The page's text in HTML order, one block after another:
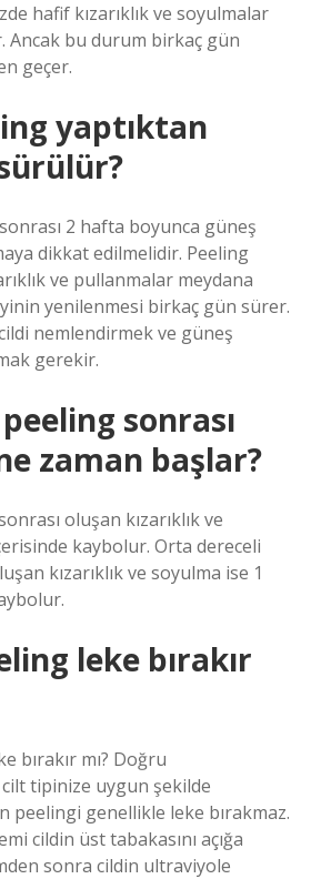
hafif kızarıklık ve soyulmalar
Ancak bu durum birkaç gün
geçer.
yaptıktan
2 hafta boyunca güneş
dikkat edilmelidir. Peeling
ve pullanmalar meydana
yenilenmesi birkaç gün sürer.
nemlendirmek ve güneş
gerekir.
sonrası
zaman başlar?
oluşan kızarıklık ve
kaybolur. Orta dereceli
kızarıklık ve soyulma ise 1
leke bırakır
bırakır mı? Doğru
cilt tipinize uygun şekilde
peelingi genellikle leke bırakmaz.
cildin üst tabakasını açığa
sonra cildin ultraviyole